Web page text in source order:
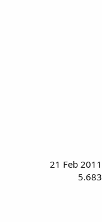
21 Feb 2011
5.683